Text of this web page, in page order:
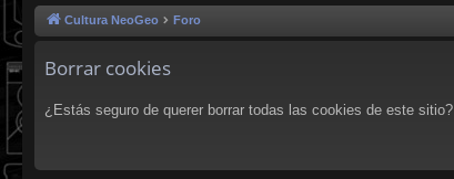
Cultura NeoGeo Foro
Borrar cookies
¿Estás seguro de querer borrar todas las cookies de este sitio?